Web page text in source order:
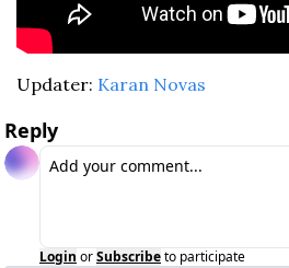
Updater: Karan Novas
Reply
Login orSubscribeto participate